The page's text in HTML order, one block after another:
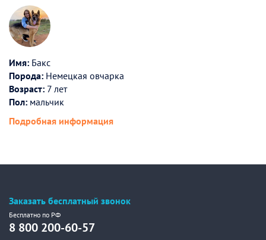
Имя: Бакс
Порода: Немецкая овчарка
Возраст: 7 лет
Пол: мальчик
Подробная информация
Заказать бесплатный звонок
Бесплатно по РФ
8 800 200-60-57